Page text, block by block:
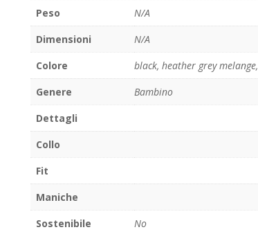
Peso
N/A
Dimensioni
N/A
Colore
black, heather grey melange,
Genere
Bambino
Dettagli
Collo
Fit
Maniche
Sostenibile
No